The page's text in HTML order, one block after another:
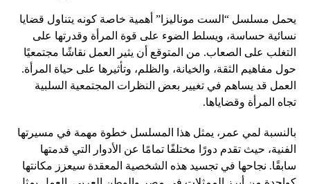
يحمل مسلسل “الست موناليزا” أهمية خاصة كونه يتناول قضايا
نسائية حساسة، ويسلط الضوء على قوة المرأة وقدرتها على
التغلب على الصعاب. من المتوقع أن يثير العمل نقاشًا مجتمعيًا
حول مفاهيم الثقة، والخيانة، والظلم، وتأثيرها على حياة المرأة.
العمل قد يساهم في تغيير بعض النظرات المجتمعية السلبية
تجاه المرأة وقضاياها.
بالنسبة لمي عمر، يمثل هذا المسلسل خطوة مهمة في مسيرتها
الفنية، حيث تقدم دورًا مختلفًا تمامًا عن الأدوار التي قدمتها
سابقًا. نجاحها في تجسيد هذه الشخصية المعقدة سيعزز مكانتها